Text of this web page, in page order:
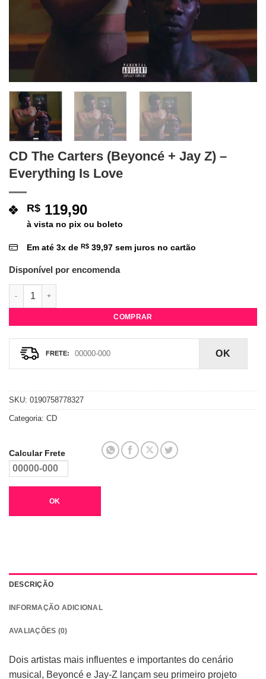
CD The Carters (Beyoncé + Jay Z) –
Everything Is Love
R$ 119,90
à vista no pix ou boleto
Em até 3x de R$ 39,97 sem juros no cartão
Disponível por encomenda
CD The Carters (Beyoncé + Jay Z) - Everything Is Love
COMPRAR
OK
SKU: 0190758778327
Categoria: CD
Calcular Frete
OK
DESCRIÇÃO
INFORMAÇÃO ADICIONAL
AVALIAÇÕES (0)
Dois artistas mais influentes e importantes do cenário
musical, Beyoncé e Jay-Z lançam seu primeiro projeto